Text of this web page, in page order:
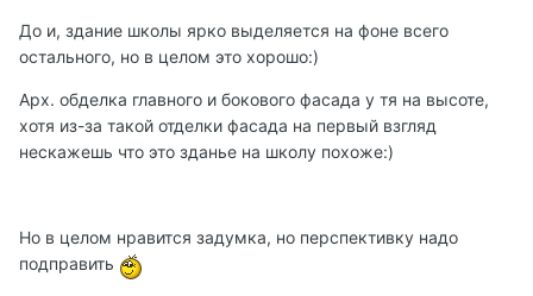
До и, здание школы ярко выделяется на фоне всего
остального, но в целом это хорошо:)
Арх. обделка главного и бокового фасада у тя на высоте,
хотя из-за такой отделки фасада на первый взгляд
нескажешь что это зданье на школу похоже:)
Но в целом нравится задумка, но перспективку надо
подправить